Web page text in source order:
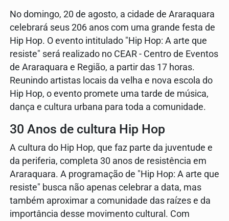
No domingo, 20 de agosto, a cidade de Araraquara
celebrará seus 206 anos com uma grande festa de
Hip Hop. O evento intitulado "Hip Hop: A arte que
resiste" será realizado no CEAR - Centro de Eventos
de Araraquara e Região, a partir das 17 horas.
Reunindo artistas locais da velha e nova escola do
Hip Hop, o evento promete uma tarde de música,
dança e cultura urbana para toda a comunidade.
30 Anos de cultura Hip Hop
A cultura do Hip Hop, que faz parte da juventude e
da periferia, completa 30 anos de resistência em
Araraquara. A programação de "Hip Hop: A arte que
resiste" busca não apenas celebrar a data, mas
também aproximar a comunidade das raízes e da
importância desse movimento cultural. Com